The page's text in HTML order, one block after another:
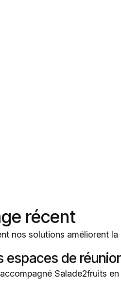
récent
nos solutions améliorent
espaces de
Salade2fruits